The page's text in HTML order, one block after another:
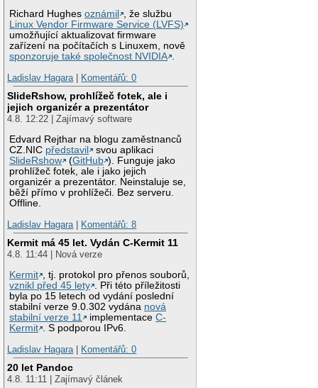
Richard Hughesoznámil
, že službu
Linux Vendor Firmware Service (LVFS)
umožňující aktualizovat firmware
zařízení na počítačích s Linuxem, nově
sponzoruje také společnost NVIDIA .
Ladislav Hagara | Komentářů: 0
SlideRshow, prohlížeč fotek, ale i
jejich organizér a prezentátor
4.8. 12:22 | Zajímavý software
Edvard Rejthar na blogu zaměstnanců
CZ.NIC představil
svou aplikaci
SlideRshow
(GitHub ). Funguje jako
prohlížeč fotek, ale i jako jejich
organizér a prezentátor. Neinstaluje se,
běží přímo v prohlížeči. Bez serveru.
Offline.
Ladislav Hagara | Komentářů: 8
Kermit má 45 let. Vydán C-Kermit 11
4.8. 11:44 | Nová verze
Kermit , tj. protokol pro přenos souborů,
vznikl před 45 lety . Při této příležitosti
byla po 15 letech od vydání poslední
stabilní verze 9.0.302 vydána nová
stabilní verze 11
implementaceC-
Kermit . S podporou IPv6.
Ladislav Hagara | Komentářů: 0
20 let Pandoc
4.8. 11:11 | Zajímavý článek